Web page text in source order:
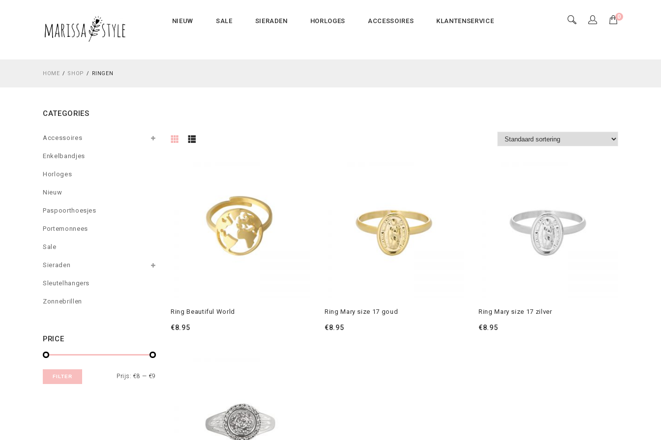
NIEUW SALE SIERADEN HORLOGES ACCESSOIRES KLANTENSERVICE
0
HOME SHOP RINGEN
CATEGORIES
Accessoires
Enkelbandjes
Horloges
Nieuw
Paspoorthoesjes
Portemonnees
Sale
Sieraden
Sleutelhangers
Zonnebrillen
PRICE
FILTER Prijs:€8 — €9
Ring Beautiful World
€8.95
Ring Mary size 17 goud
€8.95
Ring Mary size 17 zilver
€8.95